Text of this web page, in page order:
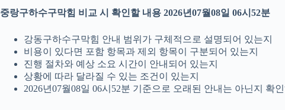
중랑구하수구막힘 비교 시 확인할 내용 2026년07월08일 06시52분
강동구하수구막힘 안내 범위가 구체적으로 설명되어 있는지
비용이 있다면 포함 항목과 제외 항목이 구분되어 있는지
진행 절차와 예상 소요 시간이 안내되어 있는지
상황에 따라 달라질 수 있는 조건이 있는지
2026년07월08일 06시52분 기준으로 오래된 안내는 아닌지 확인